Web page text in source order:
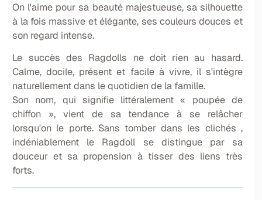
On l'aime pour sa beauté majestueuse, sa silhouette
à la fois massive et élégante, ses couleurs douces et
son regard intense.
Le succès des Ragdolls ne doit rien au hasard.
Calme, docile, présent et facile à vivre, il s'intègre
naturellement dans le quotidien de la famille.
Son nom, qui signifie littéralement « poupée de
chiffon », vient de sa tendance à se relâcher
lorsqu'on le porte. Sans tomber dans les clichés ,
indéniablement le Ragdoll se distingue par sa
douceur et sa propension à tisser des liens très
forts.